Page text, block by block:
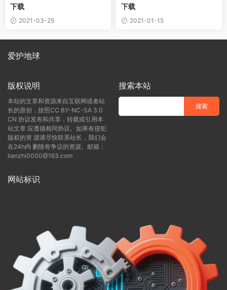
下载
2021-03-25
下载
2021-01-15
爱护地球
版权说明
本站的文章和资源来自互联网或者站
长的原创，按照CC BY-NC-SA 3.0
CN 协议发布和共享，转载或引用本
站文章 应遵循相同协议。如果有侵犯
版权的资 源请尽快联系站长，我们会
在24h内 删除有争议的资源。邮箱：
lianzhi0000@163.com
搜索本站
网站标识